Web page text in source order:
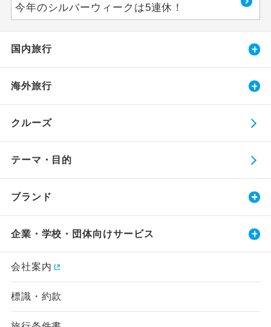
今年のシルバーウィークは5連休！
国内旅行
海外旅行
クルーズ
テーマ・目的
ブランド
企業・学校・団体向けサービス
会社案内
標識・約款